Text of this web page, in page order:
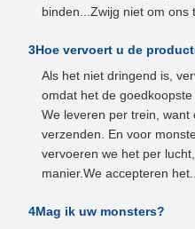
binden...Zwijg niet om ons
3Hoe vervoert u de
Als het niet dringend is,
omdat het de goedkoopste
We leveren per trein, want
verzenden. En voor
vervoeren we het per
manier.We accepteren het..
4Mag ik uw monsters?